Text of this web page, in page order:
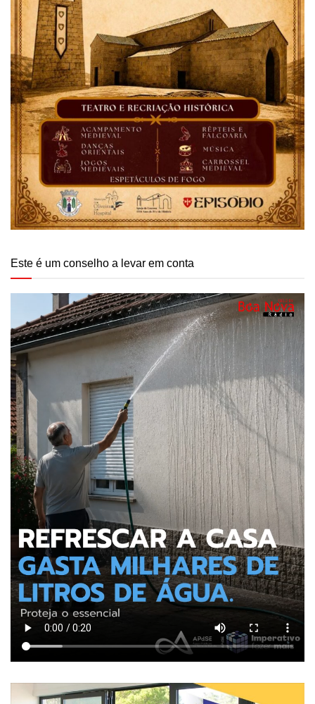
Este é um conselho a levar em conta